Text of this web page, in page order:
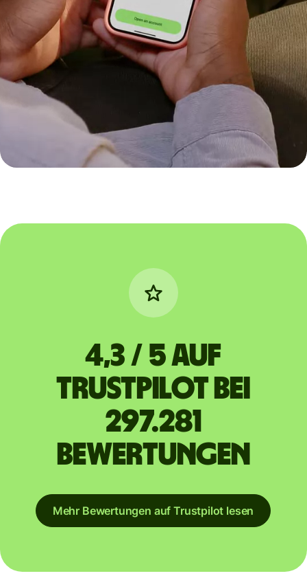
4,3 / 5 auf
Trustpilot bei
297.281
Bewertungen
Mehr Bewertungen auf Trustpilot lesen